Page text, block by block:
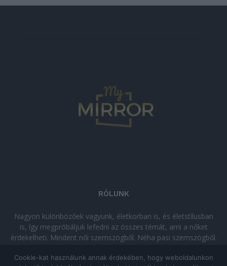
RÓLUNK
Nagyon különbözőek vagyunk, életkorban is, és életstílusban
is, így megpróbáljuk lefedni az összes témát, ami a nőket
érdekelheti. Mindent női szemszögből. Néha pasi szemszögből.
kikapcsolódásra vágysz!
Cookie-kat használunk annak érdekében, hogy weboldalunkon